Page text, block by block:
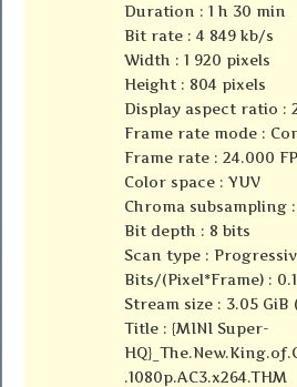
Duration : 1 h 30 min
Bit rate : 4 849 kb/s
Width : 1 920 pixels
Height : 804 pixels
Display aspect ratio :
Frame rate mode :
Frame rate : 24.000
Color space : YUV
Chroma subsampling
Bit depth : 8 bits
Scan type :
Bits/(Pixel*Frame) :
Stream size : 3.05 GiB
Title : {MINI Super-
.1080p.AC3.x264.THM